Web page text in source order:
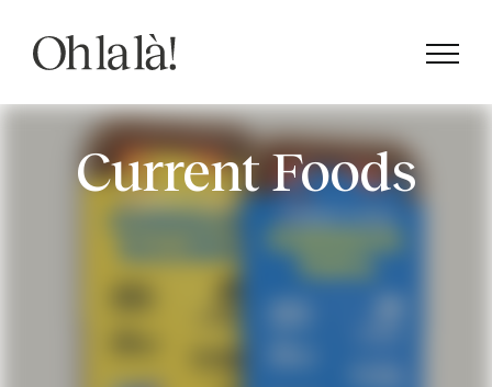
content
Current Foods